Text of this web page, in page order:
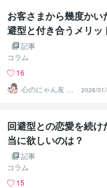
お客さまから幾度か
避型と付き合うメリッ
か？」
記事
コラム
16
心のにゃん友 ゆ
かこ【うつ・復
縁相談】
2026/01/
回避型との恋愛を続
当に欲しいのは？
記事
コラム
15